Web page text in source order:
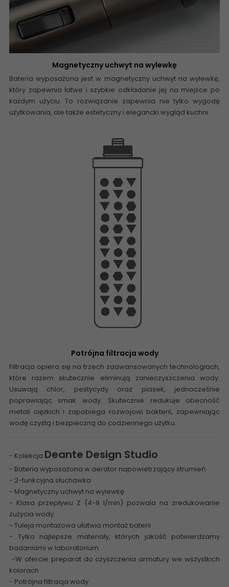
Magnetyczny uchwyt na wylewkę
Bateria wyposażona jest w magnetyczny uchwyt na wylewkę,
który zapewnia łatwe i szybkie odkładanie jej na miejsce po
każdym użyciu. To rozwiązanie zapewnia nie tylko wygodę
użytkowania, ale także estetyczny i elegancki wygląd kuchni.
Potrójna filtracja wody
Filtracja opiera się na trzech zaawansowanych technologiach,
które razem skutecznie eliminują zanieczyszczenia wody.
Usuwają chlor, pestycydy oraz piasek, jednocześnie
poprawiając smak wody. Skutecznie redukuje obecność
metali ciężkich i zapobiega rozwojowi bakterii, zapewniając
wodę czystą i bezpieczną do codziennego użytku.
- Kolekcja Deante Design Studio
- Bateria wyposażona w aerator napowietrzający strumień
- 2-funkcyjna słuchawka
- Magnetyczny uchwyt na wylewkę
- Klasa przepływu Z (4-9 l/min) pozwala na zredukowanie
zużycia wody
- Tuleja montażowa ułatwia montaż baterii
- Tylko najlepsze materiały, których jakość potwierdzamy
badaniami w laboratorium
-W ofercie preparat do czyszczenia armatury we wszystkich
kolorach
- Potrójna filtracja wody